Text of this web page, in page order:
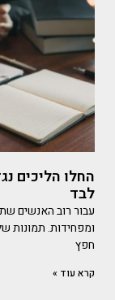
החלו הליכים
לבד
עבור רוב האנשים
ומפחידות. תמונות
חפץ
קרא עוד »